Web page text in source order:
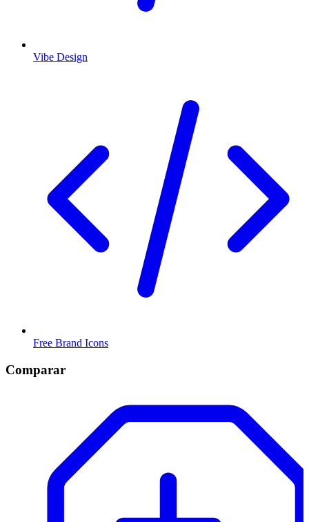
Vibe Design
Free Brand Icons
Comparar